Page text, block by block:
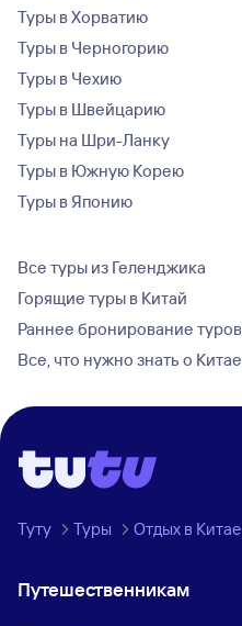
Туры в Хорватию
Туры в Черногорию
Туры в Чехию
Туры в Швейцарию
Туры на Шри-Ланку
Туры в Южную Корею
Туры в Японию
Все туры из Геленджика
Горящие туры в Китай
Раннее бронирование
Все, что нужно знать о
Туту Туры Отдых в Китае
Путешественникам